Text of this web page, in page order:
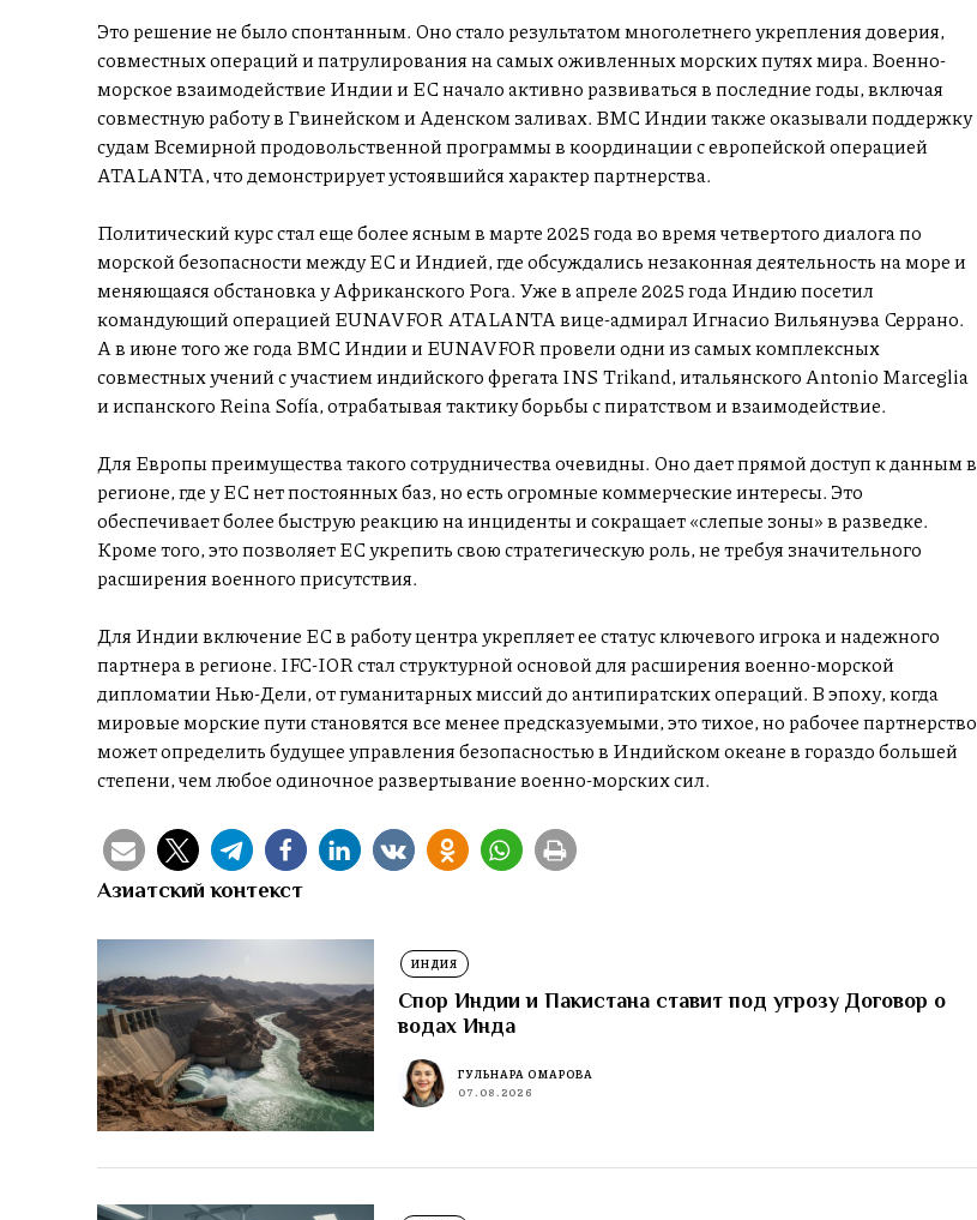
Это решение не было спонтанным. Оно стало результатом многолетнего укрепления доверия,
совместных операций и патрулирования на самых оживленных морских путях мира. Военно-
морское взаимодействие Индии и ЕС начало активно развиваться в последние годы, включая
совместную работу в Гвинейском и Аденском заливах. ВМС Индии также оказывали поддержку
судам Всемирной продовольственной программы в координации с европейской операцией
ATALANTA, что демонстрирует устоявшийся характер партнерства.
Политический курс стал еще более ясным в марте 2025 года во время четвертого диалога по
морской безопасности между ЕС и Индией, где обсуждались незаконная деятельность на море и
меняющаяся обстановка у Африканского Рога. Уже в апреле 2025 года Индию посетил
командующий операцией EUNAVFOR ATALANTA вице-адмирал Игнасио Вильянуэва Серрано.
А в июне того же года ВМС Индии и EUNAVFOR провели одни из самых комплексных
совместных учений с участием индийского фрегата INS Trikand, итальянского Antonio Marceglia
и испанского Reina Sofía, отрабатывая тактику борьбы с пиратством и взаимодействие.
Для Европы преимущества такого сотрудничества очевидны. Оно дает прямой доступ к данным в
регионе, где у ЕС нет постоянных баз, но есть огромные коммерческие интересы. Это
обеспечивает более быструю реакцию на инциденты и сокращает «слепые зоны» в разведке.
Кроме того, это позволяет ЕС укрепить свою стратегическую роль, не требуя значительного
расширения военного присутствия.
Для Индии включение ЕС в работу центра укрепляет ее статус ключевого игрока и надежного
партнера в регионе. IFC-IOR стал структурной основой для расширения военно-морской
дипломатии Нью-Дели, от гуманитарных миссий до антипиратских операций. В эпоху, когда
мировые морские пути становятся все менее предсказуемыми, это тихое, но рабочее партнерство
может определить будущее управления безопасностью в Индийском океане в гораздо большей
степени, чем любое одиночное развертывание военно-морских сил.
Азиатский контекст
ИНДИЯ
Спор Индии и Пакистана ставит под угрозу Договор о
водах Инда
ГУЛЬНАРА ОМАРОВА
07.08.2026